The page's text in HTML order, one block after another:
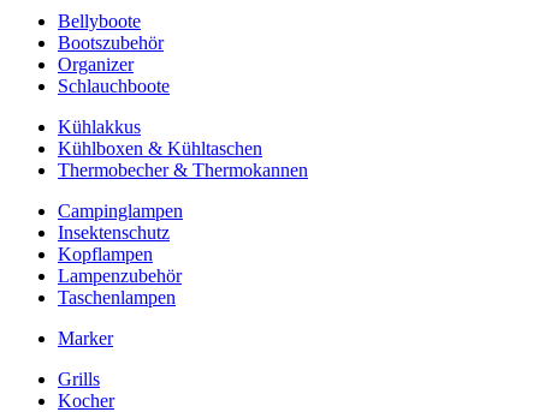
Bellyboote
Bootszubehör
Organizer
Schlauchboote
Kühlakkus
Kühlboxen & Kühltaschen
Thermobecher & Thermokannen
Campinglampen
Insektenschutz
Kopflampen
Lampenzubehör
Taschenlampen
Marker
Grills
Kocher